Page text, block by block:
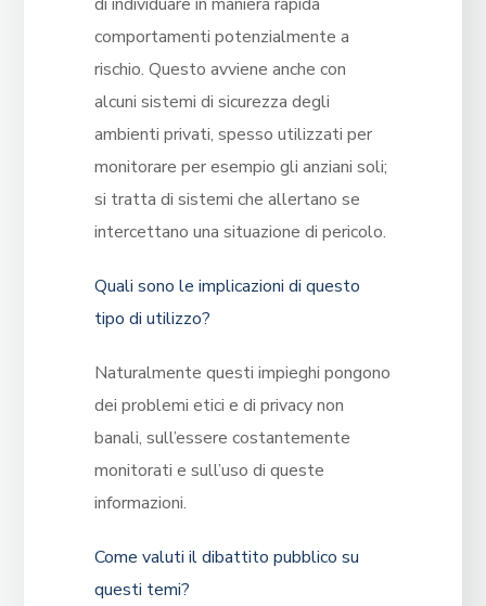
di individuare in maniera rapida
comportamenti potenzialmente a
rischio. Questo avviene anche con
alcuni sistemi di sicurezza degli
ambienti privati, spesso utilizzati per
monitorare per esempio gli anziani soli;
si tratta di sistemi che allertano se
intercettano una situazione di pericolo.
Quali sono le implicazioni di questo
tipo di utilizzo?
Naturalmente questi impieghi pongono
dei problemi etici e di privacy non
banali, sull’essere costantemente
monitorati e sull’uso di queste
informazioni.
Come valuti il dibattito pubblico su
questi temi?